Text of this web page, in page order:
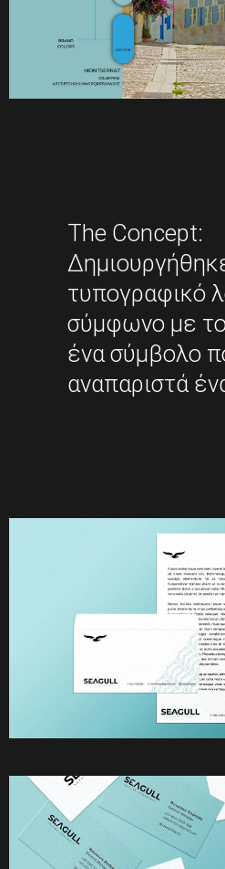
The Concept:
τυπογραφικό
σύμφωνο με
ένα σύμβολο
αναπαριστά